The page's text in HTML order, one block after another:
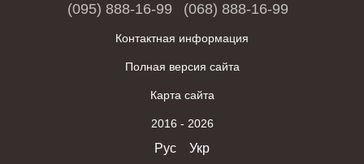
(095) 888-16-99 (068) 888-16-99
Контактная информация
Полная версия сайта
Карта сайта
2016 - 2026
Рус Укр